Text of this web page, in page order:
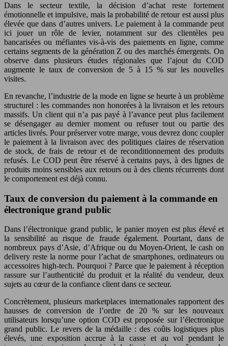
Dans le secteur textile, la décision d’achat reste fortement
émotionnelle et impulsive, mais la probabilité de retour est aussi plus
élevée que dans d’autres univers. Le paiement à la commande peut
ici jouer un rôle de levier, notamment sur des clientèles peu
bancarisées ou méfiantes vis-à-vis des paiements en ligne, comme
certains segments de la génération Z ou des marchés émergents. On
observe dans plusieurs études régionales que l’ajout du COD
augmente le taux de conversion de 5 à 15 % sur les nouvelles
visites.
En revanche, l’industrie de la mode en ligne se heurte à un problème
structurel : les commandes non honorées à la livraison et les retours
massifs. Un client qui n’a pas payé à l’avance peut plus facilement
se désengager au dernier moment ou refuser tout ou partie des
articles livrés. Pour préserver votre marge, vous devrez donc coupler
le paiement à la livraison avec des politiques claires de réservation
de stock, de frais de retour et de reconditionnement des produits
refusés. Le COD peut être réservé à certains pays, à des lignes de
produits moins sensibles aux retours ou à des clients récurrents dont
le comportement est déjà connu.
Taux de conversion du paiement à la commande en
électronique grand public
Dans l’électronique grand public, le panier moyen est plus élevé et
la sensibilité au risque de fraude également. Pourtant, dans de
nombreux pays d’Asie, d’Afrique ou du Moyen-Orient, le cash on
delivery reste la norme pour l’achat de smartphones, ordinateurs ou
accessoires high-tech. Pourquoi ? Parce que le paiement à réception
rassure sur l’authenticité du produit et la réalité du vendeur, deux
sujets au cœur de la confiance client dans ce secteur.
Concrètement, plusieurs marketplaces internationales rapportent des
hausses de conversion de l’ordre de 20 % sur les nouveaux
utilisateurs lorsqu’une option COD est proposée sur l’électronique
grand public. Le revers de la médaille : des coûts logistiques plus
élevés, une exposition accrue à la casse et au vol pendant le